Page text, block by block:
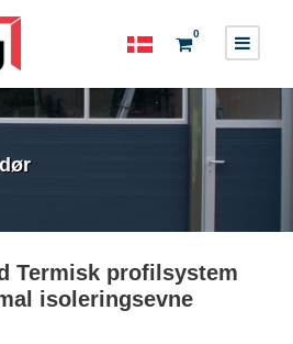
0
Termisk profilsystem
isoleringsevne